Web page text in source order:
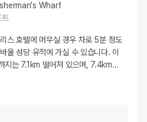
Wharf
스 호텔에 머무실 경우 차로 5분 정도
울 성당 유적에 가실 수 있습니다. 이
지는 7.1km 떨어져 있으며, 7.4km…